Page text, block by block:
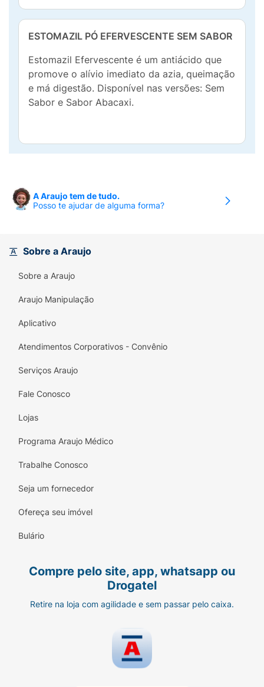
ESTOMAZIL PÓ EFERVESCENTE SEM SABOR
Estomazil Efervescente é um antiácido que
promove o alívio imediato da azia, queimação
e má digestão. Disponível nas versões: Sem
Sabor e Sabor Abacaxi.
A Araujo tem de tudo.
Posso te ajudar de alguma forma?
Sobre a Araujo
Sobre a Araujo
Araujo Manipulação
Aplicativo
Atendimentos Corporativos - Convênio
Serviços Araujo
Fale Conosco
Lojas
Programa Araujo Médico
Trabalhe Conosco
Seja um fornecedor
Ofereça seu imóvel
Bulário
Compre pelo site, app, whatsapp ou
Drogatel
Retire na loja com agilidade e sem passar pelo caixa.